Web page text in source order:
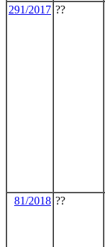
291/2017 ??
81/2018 ??